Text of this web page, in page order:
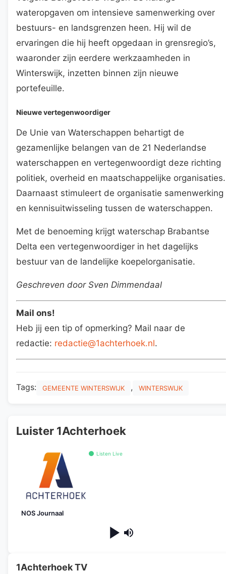
wateropgaven om intensieve samenwerking over
bestuurs- en landsgrenzen heen. Hij wil de
ervaringen die hij heeft opgedaan in grensregio’s,
waaronder zijn eerdere werkzaamheden in
Winterswijk, inzetten binnen zijn nieuwe
portefeuille.
Nieuwe vertegenwoordiger
De Unie van Waterschappen behartigt de
gezamenlijke belangen van de 21 Nederlandse
waterschappen en vertegenwoordigt deze richting
politiek, overheid en maatschappelijke organisaties.
Daarnaast stimuleert de organisatie samenwerking
en kennisuitwisseling tussen de waterschappen.
Met de benoeming krijgt waterschap Brabantse
Delta een vertegenwoordiger in het dagelijks
bestuur van de landelijke koepelorganisatie.
Geschreven door Sven Dimmendaal
Mail ons!
Heb jij een tip of opmerking? Mail naar de
redactie: redactie@1achterhoek.nl.
Tags: GEMEENTE WINTERSWIJK , WINTERSWIJK
Luister 1Achterhoek
Listen Live
NOS Journaal
1Achterhoek TV